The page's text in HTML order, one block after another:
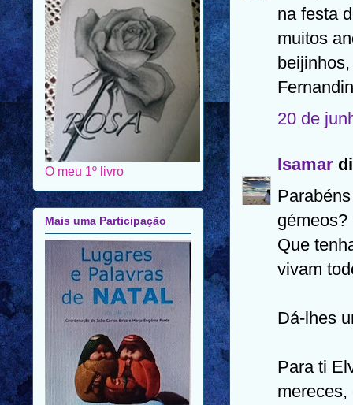
na festa
muitos
beijinhos,
20 de
Isamar
gémeos?
Que
vivam
Dá-lhes
Para ti
mereces,
O meu 1º livro
Mais uma Participação